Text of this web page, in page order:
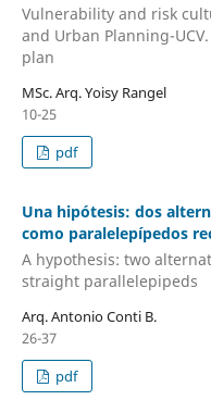
Vulnerability and risk
and Urban Planning-
plan
MSc. Arq. Yoisy Rangel
10-25
pdf
Una hipótesis: dos
como paralelepípedos
A hypothesis: two
straight parallelepipeds
Arq. Antonio Conti B.
26-37
pdf